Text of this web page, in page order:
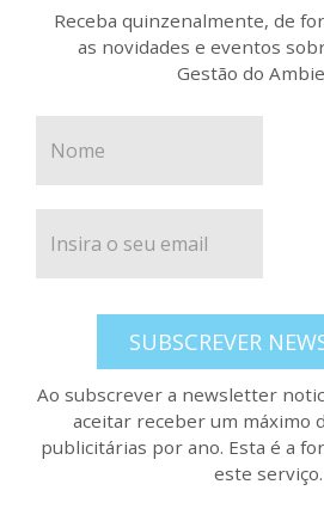
Receba quinzenalmente, de
as novidades e eventos
Gestão do
SUBSCREVER
Ao subscrever a newsletter
aceitar receber um máximo
publicitárias por ano. Esta é a
este serviço.